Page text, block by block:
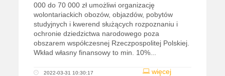
000 do 70 000 zł umożliwi organizację
wolontariackich obozów, objazdów, pobytów
studyjnych i kwerend służących rozpoznaniu i
ochronie dziedzictwa narodowego poza
obszarem współczesnej Rzeczpospolitej Polskiej.
Wkład własny finansowy to min. 10%...
więcej
2022-03-31 10:30:17